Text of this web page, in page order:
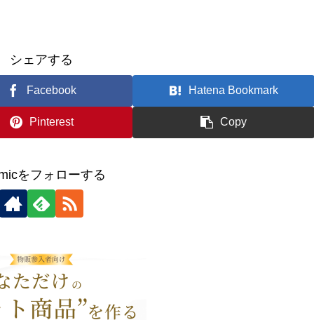
シェアする
Facebook Hatena Bookmark
Pinterest Copy
をフォローする